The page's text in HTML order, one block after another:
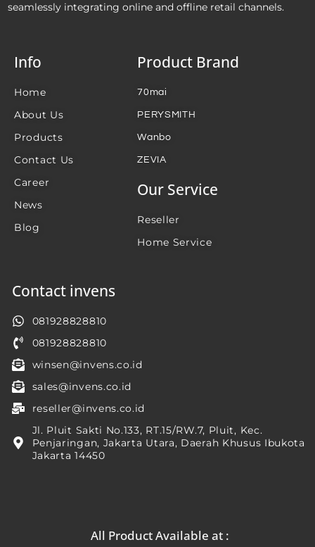
seamlessly integrating online and offline retail channels.
Info
Home
About Us
Products
Contact Us
Career
News
Blog
Product Brand
70mai
PERYSMITH
Wanbo
ZEVIA
Our Service
Reseller
Home Service
Contact invens
081928828810
081928828810
winsen@invens.co.id
sales@invens.co.id
reseller@invens.co.id
Jl. Pluit Sakti No.133, RT.15/RW.7, Pluit, Kec.
Penjaringan, Jakarta Utara, Daerah Khusus Ibukota
Jakarta 14450
All Product Available at :